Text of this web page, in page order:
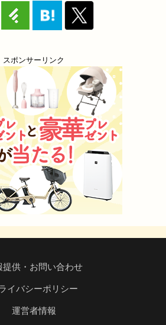
スポンサーリンク
提供・お問い合わせ
イバシーポリシー
運営者情報